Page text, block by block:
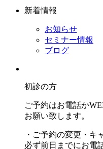
新着情報
お知らせ
セミナー情報
ブログ
初診の方
ご予約はお電話か
お願い致します。
・ご予約の変更・キ
必ず前日までにお電